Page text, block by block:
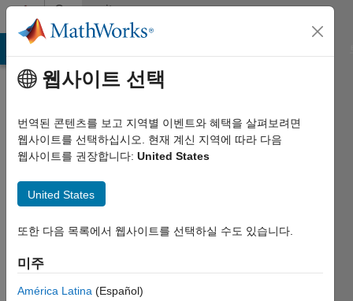
콘텐츠로 바로 가기
Community
Profile
Mohsin
Shah
USTC
활동
웹사이트 선택
번역된 콘텐츠를 보고 지역별 이벤트와 혜택을 살펴보려면
웹사이트를 선택하십시오. 현재 계신 지역에 따라 다음
웹사이트를 권장합니다: United States
United States
또한 다음 목록에서 웹사이트를 선택하실 수도 있습니다.
미주
América Latina (Español)